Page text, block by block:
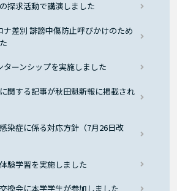
探求活動で講演しました
差別 誹謗中傷防止呼びかけのため
ーンシップを実施しました
関する記事が秋田魁新報に掲載され
染症に係る対応方針（7月26日改
験学習を実施しました
換会に本学学生が参加しました